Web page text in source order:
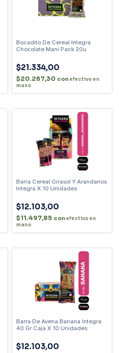
Bocadito De Cereal Integra
Chocolate Mani Pack 20u
$21.334,00
$20.267,30 con efectivo en
mano
Barra Cereal Girasol Y Arandanos
Integra X 10 Unidades
$12.103,00
$11.497,85 con efectivo en
mano
Barra De Avena Banana Integra
40 Gr Caja X 10 Unidades
$12.103,00